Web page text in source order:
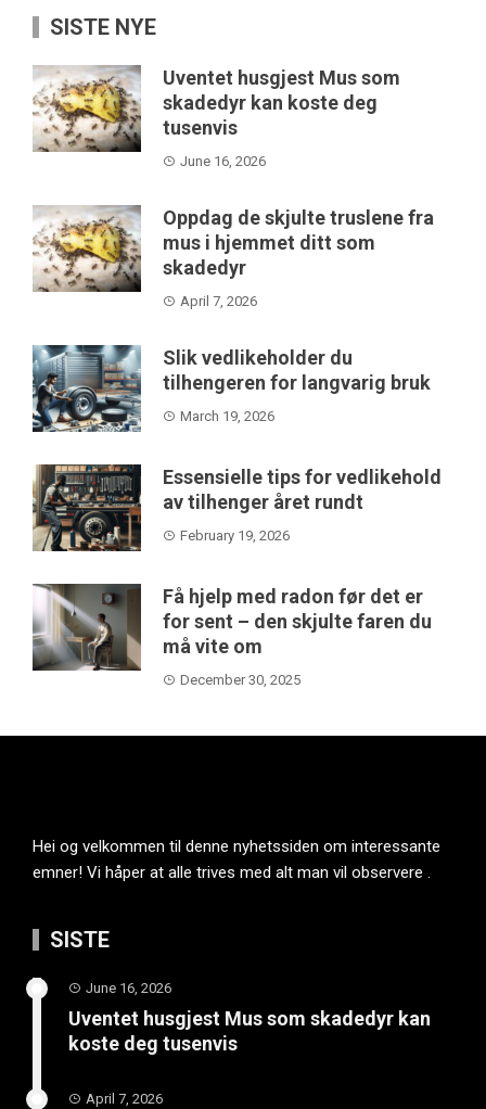
SISTE NYE
Uventet husgjest Mus som
skadedyr kan koste deg
tusenvis
June 16, 2026
Oppdag de skjulte truslene fra
mus i hjemmet ditt som
skadedyr
April 7, 2026
Slik vedlikeholder du
tilhengeren for langvarig bruk
March 19, 2026
Essensielle tips for vedlikehold
av tilhenger året rundt
February 19, 2026
Få hjelp med radon før det er
for sent – den skjulte faren du
må vite om
December 30, 2025
Hei og velkommen til denne nyhetssiden om interessante
emner! Vi håper at alle trives med alt man vil observere .
SISTE
June 16, 2026
Uventet husgjest Mus som skadedyr kan
koste deg tusenvis
April 7, 2026